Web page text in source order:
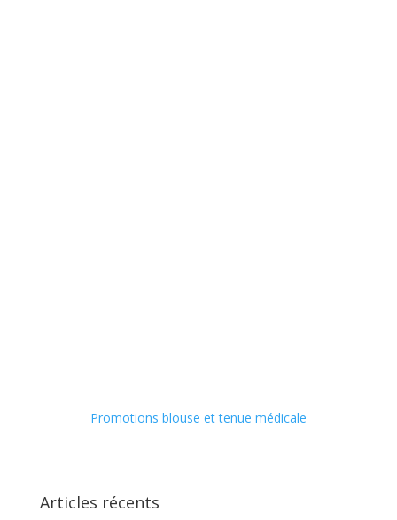
Promotions blouse et tenue médicale
Articles récents